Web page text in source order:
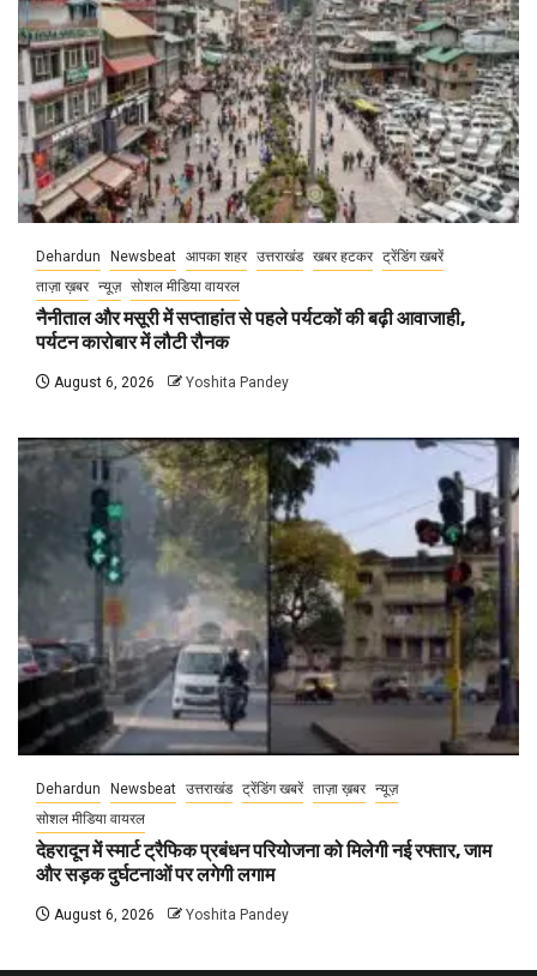
Dehardun Newsbeat आपका शहर उत्तराखंड खबर हटकर ट्रेंडिंग खबरें
ताज़ा ख़बर न्यूज़ सोशल मीडिया वायरल
नैनीताल और मसूरी में सप्ताहांत से पहले पर्यटकों की बढ़ी आवाजाही,
पर्यटन कारोबार में लौटी रौनक
August 6, 2026 Yoshita Pandey
Dehardun Newsbeat उत्तराखंड ट्रेंडिंग खबरें ताज़ा ख़बर न्यूज़
सोशल मीडिया वायरल
देहरादून में स्मार्ट ट्रैफिक प्रबंधन परियोजना को मिलेगी नई रफ्तार, जाम
और सड़क दुर्घटनाओं पर लगेगी लगाम
August 6, 2026 Yoshita Pandey